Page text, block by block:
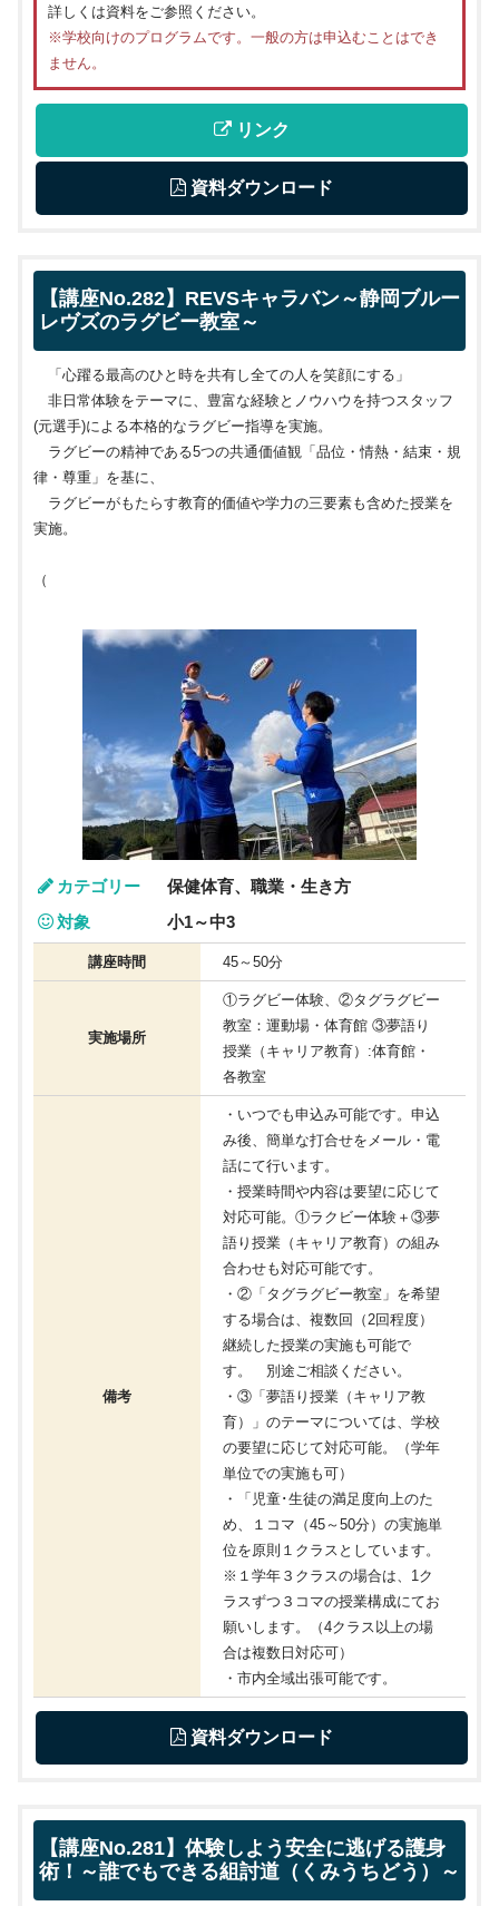
詳しくは資料をご参照ください。
※学校向けのプログラムです。一般の方は申込むことはでき
ません。
リンク
資料ダウンロード
【講座No.282】REVSキャラバン～静岡ブルー
レヴズのラグビー教室～
「心躍る最高のひと時を共有し全ての人を笑顔にする」
非日常体験をテーマに、豊富な経験とノウハウを持つスタッフ
(元選手)による本格的なラグビー指導を実施。
ラグビーの精神である5つの共通価値観「品位・情熱・結束・規
律・尊重」を基に、
ラグビーがもたらす教育的価値や学力の三要素も含めた授業を
実施。
（
カテゴリー
保健体育、職業・生き方
対象
小1～中3
講座時間 45～50分
実施場所
①ラグビー体験、②タグラグビー
教室：運動場・体育館 ③夢語り
授業（キャリア教育）:体育館・
各教室
備考
・いつでも申込み可能です。申込
み後、簡単な打合せをメール・電
話にて行います。
・授業時間や内容は要望に応じて
対応可能。①ラクビー体験＋③夢
語り授業（キャリア教育）の組み
合わせも対応可能です。
・②「タグラグビー教室」を希望
する場合は、複数回（2回程度）
継続した授業の実施も可能で
す。 別途ご相談ください。
・③「夢語り授業（キャリア教
育）」のテーマについては、学校
の要望に応じて対応可能。（学年
単位での実施も可）
・「児童･生徒の満足度向上のた
め、１コマ（45～50分）の実施単
位を原則１クラスとしています。
※１学年３クラスの場合は、1ク
ラスずつ３コマの授業構成にてお
願いします。（4クラス以上の場
合は複数日対応可）
・市内全域出張可能です。
資料ダウンロード
【講座No.281】体験しよう安全に逃げる護身
術！～誰でもできる組討道（くみうちどう）～